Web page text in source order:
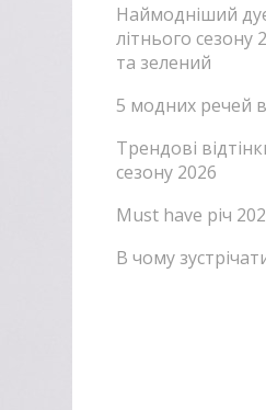
Наймодніший
літнього сезону
та зелений
5 модних речей
Трендові
сезону 2026
Must have річ
В чому